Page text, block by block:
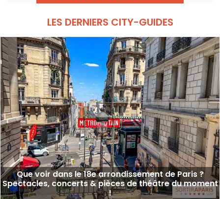
LES DERNIERS CITY-GUIDES
Que voir dans le 18e arrondissement de Paris ?
Spectacles, concerts & pièces de théâtre du moment
!